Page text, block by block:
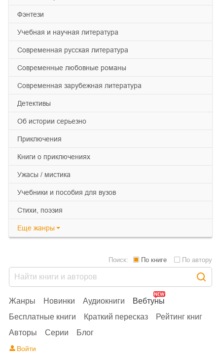
фэнтези
учебная и научная литература
современная русская литература
современные любовные романы
современная зарубежная литература
детективы
об истории серьезно
приключения
книги о приключениях
ужасы / мистика
учебники и пособия для вузов
cтихи, поэзия
Еще жанры
Жанры Новинки Аудиокниги
Вебтуны
Бесплатные книги
Краткий пересказ
Рейтинг книг
Авторы
Серии Блог
Поиск: По книге По автору
Войти